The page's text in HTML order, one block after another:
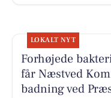
LOKALT NYT
Forhøjede
får Næstved
badning ved